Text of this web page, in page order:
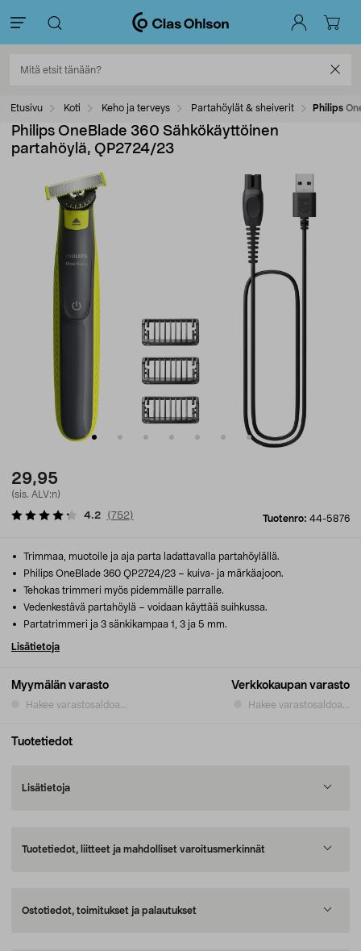
Etusivu Koti Keho ja terveys Partahöylät & sheiverit Philips
Philips OneBlade 360 Sähkökäyttöinen
partahöylä, QP2724/23
29,95
(sis. ALV:n)
Tuotenro: 44-5876
4.2 (752)
Myymälän varasto
Hakee varastosaldoa...
Verkkokaupan varasto
Hakee varastosaldoa...
Trimmaa, muotoile ja aja parta ladattavalla partahöylällä.
Philips OneBlade 360 QP2724/23 – kuiva- ja märkäajoon.
Tehokas trimmeri myös pidemmälle parralle.
Vedenkestävä partahöylä – voidaan käyttää suihkussa.
Partatrimmeri ja 3 sänkikampaa 1, 3 ja 5 mm.
Lisätietoja
Tuotetiedot
Lisätietoja
Tuotetiedot, liitteet ja mahdolliset varoitusmerkinnät
Ostotiedot, toimitukset ja palautukset